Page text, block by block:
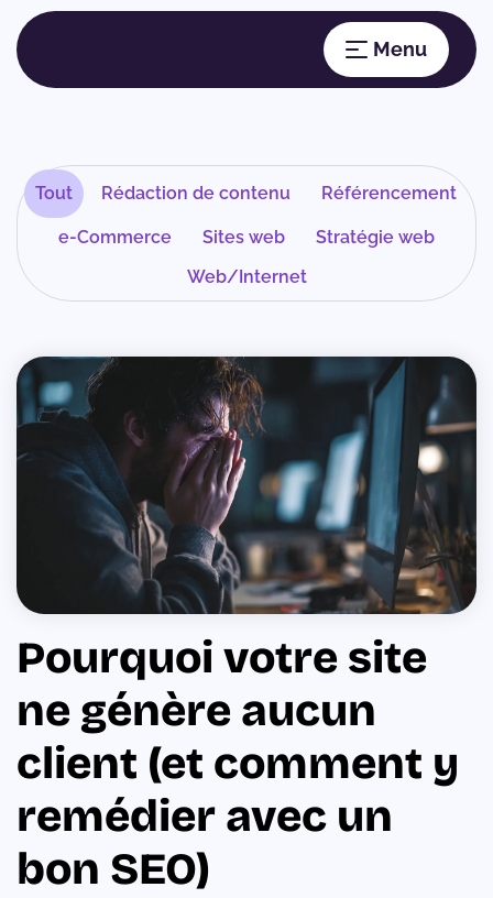
Tout Rédaction de contenu Référencement
e-Commerce Sites web
Stratégie web
Web/Internet
Pourquoi votre site
ne génère aucun
client (et comment y
remédier avec un
bon SEO)